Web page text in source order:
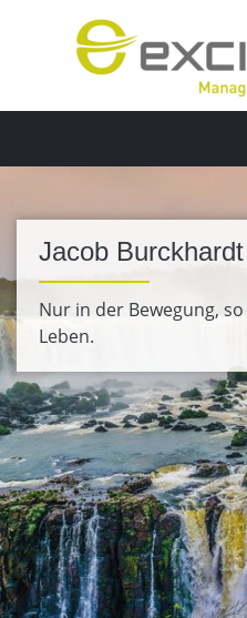
Jacob Burckhardt
Nur in der Bewegung,
Leben.